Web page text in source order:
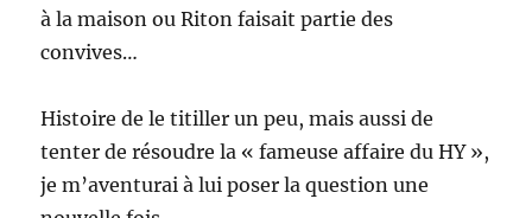
à la maison ou Riton faisait partie des
convives…
Histoire de le titiller un peu, mais aussi de
tenter de résoudre la « fameuse affaire du HY »,
je m’aventurai à lui poser la question une